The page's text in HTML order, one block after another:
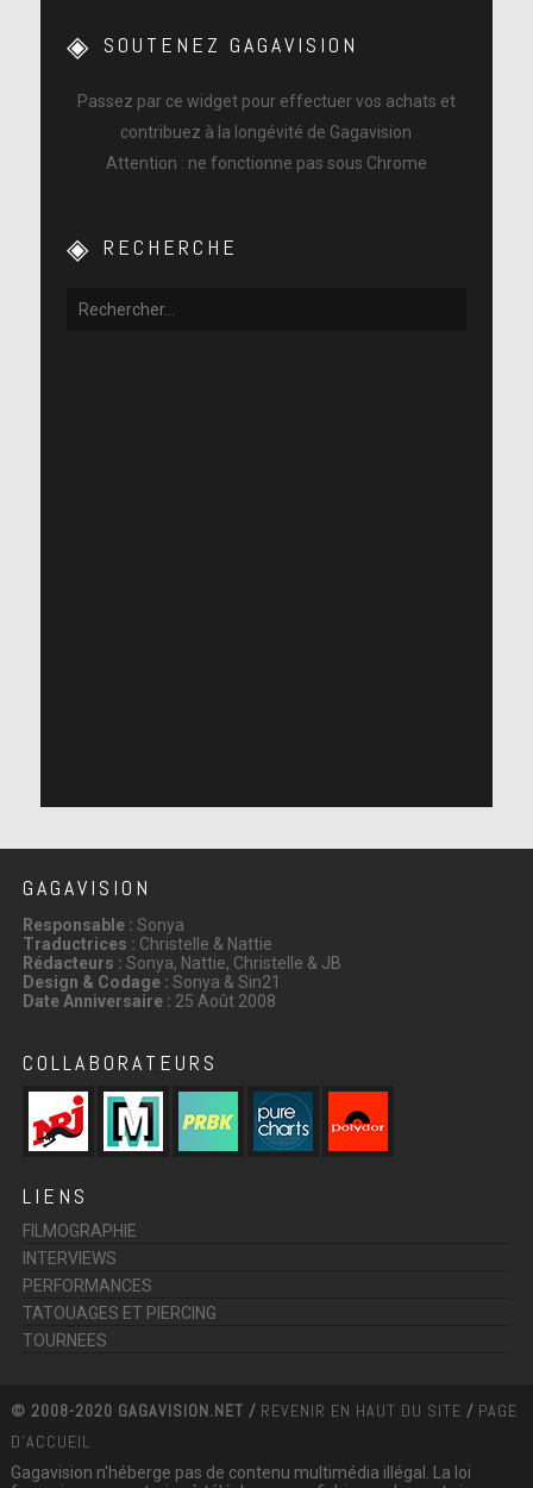
SOUTENEZ GAGAVISION
Passez par ce widget pour effectuer vos achats et
contribuez à la longévité de Gagavision
Attention : ne fonctionne pas sous Chrome
RECHERCHE
GAGAVISION
Responsable : Sonya
Traductrices : Christelle & Nattie
Rédacteurs : Sonya, Nattie, Christelle & JB
Design & Codage : Sonya & Sin21
Date Anniversaire : 25 Août 2008
COLLABORATEURS
LIENS
FILMOGRAPHIE
INTERVIEWS
PERFORMANCES
TATOUAGES ET PIERCING
TOURNEES
© 2008-2020 GAGAVISION.NET / REVENIR EN HAUT DU SITE / PAGE
D'ACCUEIL
Gagavision n'héberge pas de contenu multimédia illégal. La loi